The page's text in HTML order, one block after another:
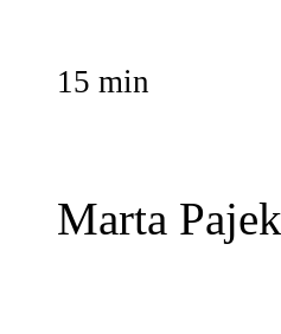
15 min
Marta Pajek